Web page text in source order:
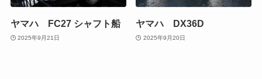
ヤマハ FC27 シャフト船
2025年9月21日
ヤマハ DX36D
2025年9月20日